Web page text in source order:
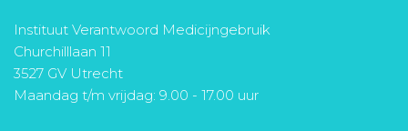
Instituut Verantwoord Medicijngebruik
Churchilllaan 11
3527 GV Utrecht
Maandag t/m vrijdag: 9.00 - 17.00 uur